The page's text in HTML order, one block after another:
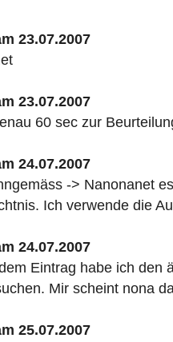
23.07.2007
23.07.2007
60 sec zur
24.07.2007
-> Nanonanet
Ich verwende die
24.07.2007
Eintrag habe ich den
Mir scheint nona
25.07.2007